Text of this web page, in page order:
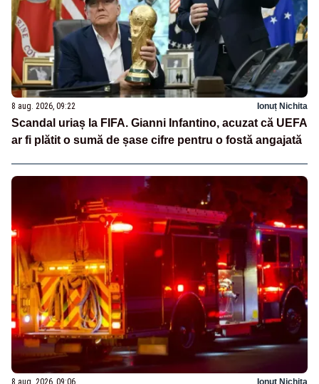
8 aug. 2026, 09:22 Ionuț Nichita
Scandal uriaș la FIFA. Gianni Infantino, acuzat că UEFA
ar fi plătit o sumă de șase cifre pentru o fostă angajată
8 aug. 2026, 09:06 Ionuț Nichita